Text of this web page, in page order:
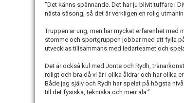
”Det känns spännande. Det har ju blivit tuffare i
nästa säsong, så det är verkligen en rolig
Truppen är ung, men har mycket erfarenhet med
stomme och sportgruppen jobbar med att fylla
utvecklas tillsammans med ledarteamet och
Det är också kul med Jonte och Rydh,
roligt och bra då vi är i olika åldrar och har olika
Både jag själv och Rydh har spelat på högsta
till det fysiska, tekniska och mentala.”